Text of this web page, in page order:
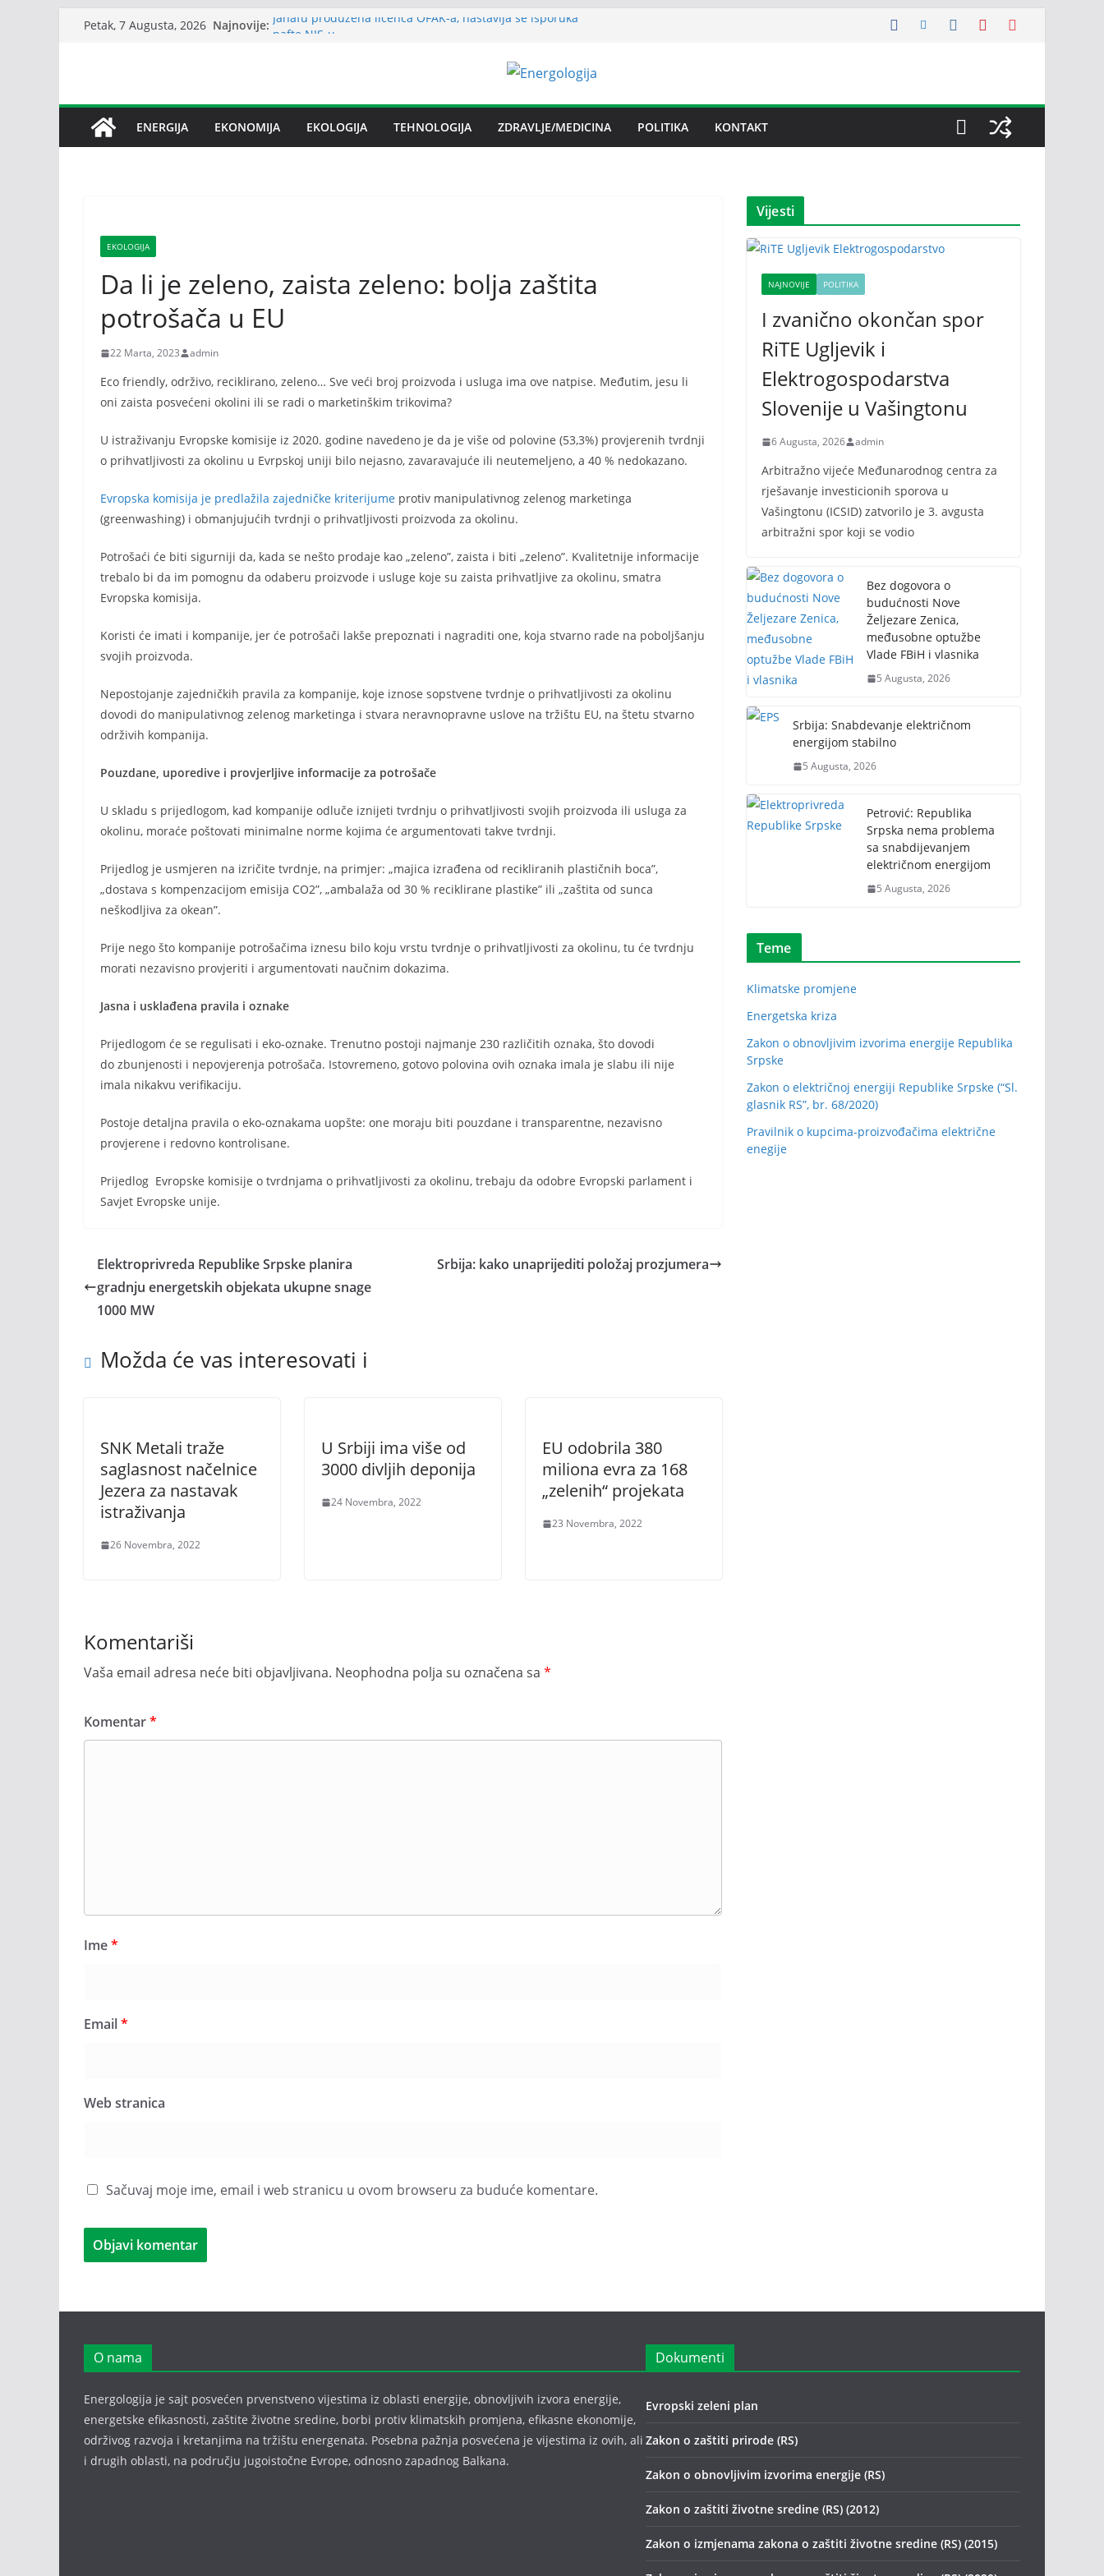
Petak, 7 Augusta, 2026 Najnovije: Janafu produžena licenca OFAK-a, nastavlja se isporuka
međusobne optužbe Vlade FBiH i vlasnika
Srbija: Snabdevanje električnom energijom stabilno
ENERGIJA EKONOMIJA EKOLOGIJA TEHNOLOGIJA ZDRAVLJE/MEDICINA POLITIKA KONTAKT
EKOLOGIJA
Da li je zeleno, zaista zeleno: bolja zaštita
potrošača u EU
22 Marta, 2023 admin
Eco friendly, održivo, reciklirano, zeleno… Sve veći broj proizvoda i usluga ima ove natpise. Međutim, jesu li
oni zaista posvećeni okolini ili se radi o marketinškim trikovima?
U istraživanju Evropske komisije iz 2020. godine navedeno je da je više od polovine (53,3%) provjerenih tvrdnji
o prihvatljivosti za okolinu u Evrpskoj uniji bilo nejasno, zavaravajuće ili neutemeljeno, a 40 % nedokazano.
Evropska komisija je predlažila zajedničke kriterijume protiv manipulativnog zelenog marketinga
(greenwashing) i obmanjujućih tvrdnji o prihvatljivosti proizvoda za okolinu.
Potrošaći će biti sigurniji da, kada se nešto prodaje kao „zeleno”, zaista i biti „zeleno”. Kvalitetnije informacije
trebalo bi da im pomognu da odaberu proizvode i usluge koje su zaista prihvatljive za okolinu, smatra
Evropska komisija.
Koristi će imati i kompanije, jer će potrošači lakše prepoznati i nagraditi one, koja stvarno rade na poboljšanju
svojih proizvoda.
Nepostojanje zajedničkih pravila za kompanije, koje iznose sopstvene tvrdnje o prihvatljivosti za okolinu
dovodi do manipulativnog zelenog marketinga i stvara neravnopravne uslove na tržištu EU, na štetu stvarno
održivih kompanija.
Pouzdane, uporedive i provjerljive informacije za potrošače
U skladu s prijedlogom, kad kompanije odluče iznijeti tvrdnju o prihvatljivosti svojih proizvoda ili usluga za
okolinu, moraće poštovati minimalne norme kojima će argumentovati takve tvrdnji.
Prijedlog je usmjeren na izričite tvrdnje, na primjer: „majica izrađena od recikliranih plastičnih boca”,
„dostava s kompenzacijom emisija CO2”, „ambalaža od 30 % reciklirane plastike” ili „zaštita od sunca
neškodljiva za okean”.
Prije nego što kompanije potrošačima iznesu bilo koju vrstu tvrdnje o prihvatljivosti za okolinu, tu će tvrdnju
morati nezavisno provjeriti i argumentovati naučnim dokazima.
Jasna i usklađena pravila i oznake
Prijedlogom će se regulisati i eko-oznake. Trenutno postoji najmanje 230 različitih oznaka, što dovodi
do zbunjenosti i nepovjerenja potrošača. Istovremeno, gotovo polovina ovih oznaka imala je slabu ili nije
imala nikakvu verifikaciju.
Postoje detaljna pravila o eko-oznakama uopšte: one moraju biti pouzdane i transparentne, nezavisno
provjerene i redovno kontrolisane.
Prijedlog Evropske komisije o tvrdnjama o prihvatljivosti za okolinu, trebaju da odobre Evropski parlament i
Savjet Evropske unije.
Elektroprivreda Republike Srpske planira
gradnju energetskih objekata ukupne snage
1000 MW
Srbija: kako unaprijediti položaj prozjumera
Možda će vas interesovati i
SNK Metali traže
saglasnost načelnice
Jezera za nastavak
istraživanja
26 Novembra, 2022
U Srbiji ima više od
3000 divljih deponija
24 Novembra, 2022
EU odobrila 380
miliona evra za 168
„zelenih“ projekata
23 Novembra, 2022
Komentariši
Vaša email adresa neće biti objavljivana. Neophodna polja su označena sa *
Komentar*
Ime*
Email*
Web stranica
Sačuvaj moje ime, email i web stranicu u ovom browseru za buduće komentare.
Vijesti
NAJNOVIJE POLITIKA
I zvanično okončan spor
RiTE Ugljevik i
Elektrogospodarstva
Slovenije u Vašingtonu
6 Augusta, 2026 admin
Arbitražno vijeće Međunarodnog centra za
rješavanje investicionih sporova u
Vašingtonu (ICSID) zatvorilo je 3. avgusta
arbitražni spor koji se vodio
Bez dogovora o
budućnosti Nove
Željezare Zenica,
međusobne optužbe
Vlade FBiH i vlasnika
5 Augusta, 2026
Srbija: Snabdevanje električnom
energijom stabilno
5 Augusta, 2026
Petrović: Republika
Srpska nema problema
sa snabdijevanjem
električnom energijom
5 Augusta, 2026
Teme
Klimatske promjene
Energetska kriza
Zakon o obnovljivim izvorima energije Republika
Srpske
Zakon o električnoj energiji Republike Srpske (“Sl.
glasnik RS”, br. 68/2020)
Pravilnik o kupcima-proizvođačima električne
enegije
O nama
Energologija je sajt posvećen prvenstveno vijestima iz oblasti energije, obnovljivih izvora energije,
energetske efikasnosti, zaštite životne sredine, borbi protiv klimatskih promjena, efikasne ekonomije,
održivog razvoja i kretanjima na tržištu energenata. Posebna pažnja posvećena je vijestima iz ovih, ali
i drugih oblasti, na području jugoistočne Evrope, odnosno zapadnog Balkana.
Dokumenti
Evropski zeleni plan
Zakon o zaštiti prirode (RS)
Zakon o obnovljivim izvorima energije (RS)
Zakon o zaštiti životne sredine (RS) (2012)
Zakon o izmjenama zakona o zaštiti životne sredine (RS) (2015)